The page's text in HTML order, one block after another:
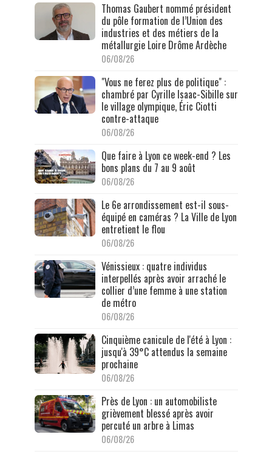
Thomas Gaubert nommé président
du pôle formation de l’Union des
industries et des métiers de la
métallurgie Loire Drôme Ardèche
06/08/26
"Vous ne ferez plus de politique" :
chambré par Cyrille Isaac-Sibille sur
le village olympique, Éric Ciotti
contre-attaque
06/08/26
Que faire à Lyon ce week-end ? Les
bons plans du 7 au 9 août
06/08/26
Le 6e arrondissement est-il sous-
équipé en caméras ? La Ville de Lyon
entretient le flou
06/08/26
Vénissieux : quatre individus
interpellés après avoir arraché le
collier d’une femme à une station
de métro
06/08/26
Cinquième canicule de l'été à Lyon :
jusqu'à 39°C attendus la semaine
prochaine
06/08/26
Près de Lyon : un automobiliste
grièvement blessé après avoir
percuté un arbre à Limas
06/08/26